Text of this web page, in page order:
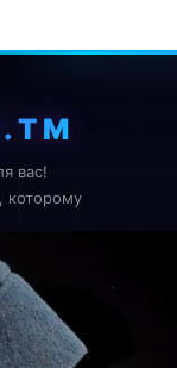
вас!
которому